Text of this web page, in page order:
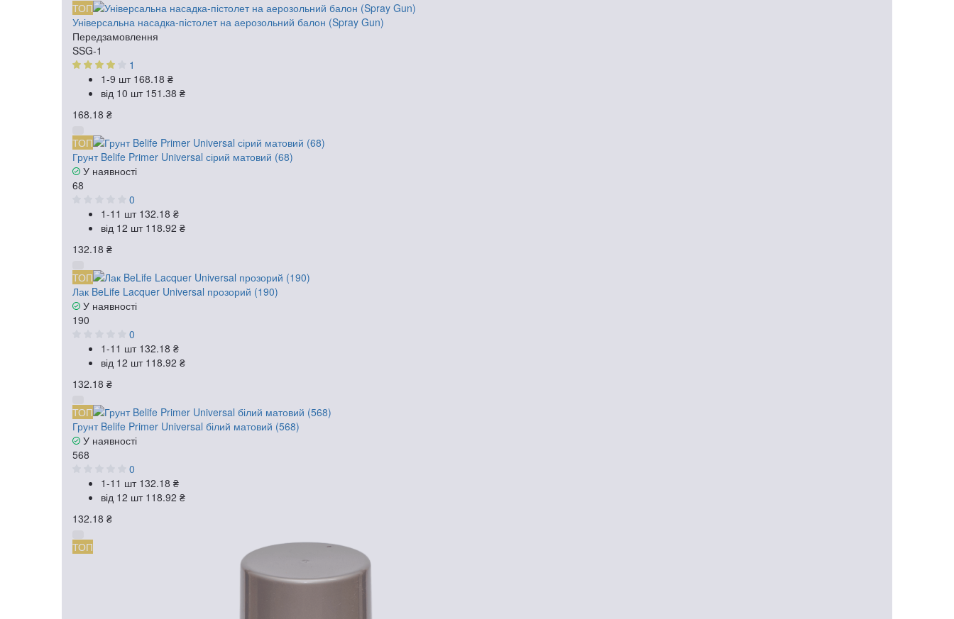
ТОП
Універсальна насадка-пістолет на аерозольний балон (Spray Gun)
Передзамовлення
SSG-1
1
1-9 шт 168.18 ₴
від 10 шт 151.38 ₴
168.18 ₴
ТОП
Грунт Belife Primer Universal сірий матовий (68)
У наявності
68
0
1-11 шт 132.18 ₴
від 12 шт 118.92 ₴
132.18 ₴
ТОП
Лак BeLife Lacquer Universal прозорий (190)
У наявності
190
0
1-11 шт 132.18 ₴
від 12 шт 118.92 ₴
132.18 ₴
ТОП
Грунт Belife Primer Universal білий матовий (568)
У наявності
568
0
1-11 шт 132.18 ₴
від 12 шт 118.92 ₴
132.18 ₴
ТОП